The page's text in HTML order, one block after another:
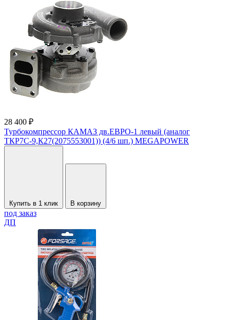
28 400 ₽
Турбокомпрессор КАМАЗ дв.ЕВРО-1 левый (аналог
ТКР7С-9,К27(2075553001)) (4/6 шп.) MEGAPOWER
Купить в 1 клик В корзину
под заказ
ДП